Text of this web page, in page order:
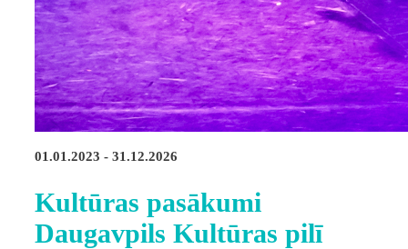
01.01.2023 - 31.12.2026
Kultūras pasākumi
Daugavpils Kultūras pilī